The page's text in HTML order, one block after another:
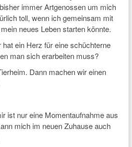
immer Artgenossen um mich
toll, wenn ich gemeinsam mit
neues Leben starten könnte.
ein Herz für eine schüchterne
man sich erarbeiten muss?
Dann machen wir einen
ist nur eine Momentaufnahme aus
mich im neuen Zuhause auch